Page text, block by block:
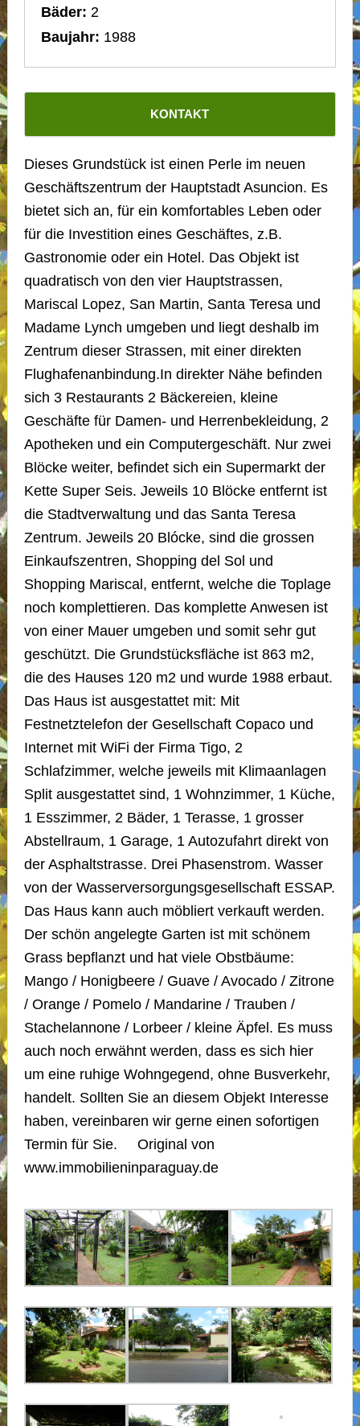
Bäder: 2
Baujahr: 1988
KONTAKT
Dieses Grundstück ist einen Perle im neuen
Geschäftszentrum der Hauptstadt Asuncion. Es
bietet sich an, für ein komfortables Leben oder
für die Investition eines Geschäftes, z.B.
Gastronomie oder ein Hotel. Das Objekt ist
quadratisch von den vier Hauptstrassen,
Mariscal Lopez, San Martin, Santa Teresa und
Madame Lynch umgeben und liegt deshalb im
Zentrum dieser Strassen, mit einer direkten
Flughafenanbindung.In direkter Nähe befinden
sich 3 Restaurants 2 Bäckereien, kleine
Geschäfte für Damen- und Herrenbekleidung, 2
Apotheken und ein Computergeschäft. Nur zwei
Blöcke weiter, befindet sich ein Supermarkt der
Kette Super Seis. Jeweils 10 Blöcke entfernt ist
die Stadtverwaltung und das Santa Teresa
Zentrum. Jeweils 20 Blócke, sind die grossen
Einkaufszentren, Shopping del Sol und
Shopping Mariscal, entfernt, welche die Toplage
noch komplettieren. Das komplette Anwesen ist
von einer Mauer umgeben und somit sehr gut
geschützt. Die Grundstücksfläche ist 863 m2,
die des Hauses 120 m2 und wurde 1988 erbaut.
Das Haus ist ausgestattet mit: Mit
Festnetztelefon der Gesellschaft Copaco und
Internet mit WiFi der Firma Tigo, 2
Schlafzimmer, welche jeweils mit Klimaanlagen
Split ausgestattet sind, 1 Wohnzimmer, 1 Küche,
1 Esszimmer, 2 Bäder, 1 Terasse, 1 grosser
Abstellraum, 1 Garage, 1 Autozufahrt direkt von
der Asphaltstrasse. Drei Phasenstrom. Wasser
von der Wasserversorgungsgesellschaft ESSAP.
Das Haus kann auch möbliert verkauft werden.
Der schön angelegte Garten ist mit schönem
Grass bepflanzt und hat viele Obstbäume:
Mango / Honigbeere / Guave / Avocado / Zitrone
/ Orange / Pomelo / Mandarine / Trauben /
Stachelannone / Lorbeer / kleine Äpfel. Es muss
auch noch erwähnt werden, dass es sich hier
um eine ruhige Wohngegend, ohne Busverkehr,
handelt. Sollten Sie an diesem Objekt Interesse
haben, vereinbaren wir gerne einen sofortigen
Termin für Sie. Original von
www.immobilieninparaguay.de